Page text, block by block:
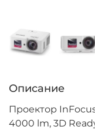
Описание
Проектор
4000 lm, 3D